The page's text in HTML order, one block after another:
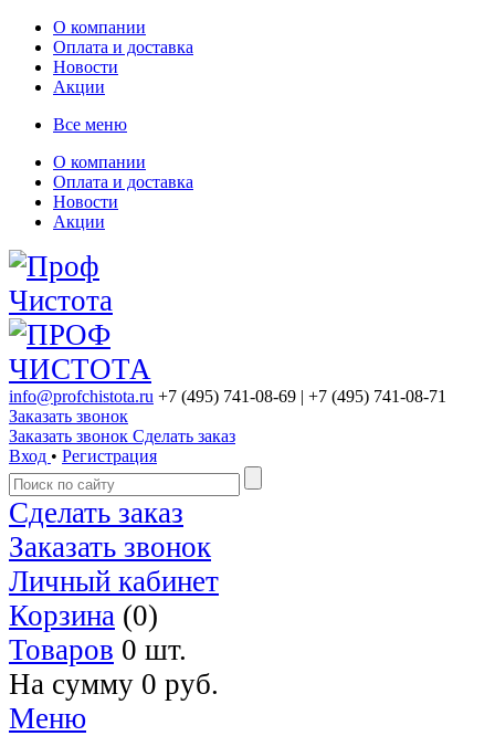
О компании
Оплата и доставка
Новости
Акции
Все меню
О компании
Оплата и доставка
Новости
Акции
info@profchistota.ru +7 (495) 741-08-69 | +7 (495) 741-08-71
Заказать звонок
Заказать звонок Сделать заказ
Вход • Регистрация
Сделать заказ
Заказать звонок
Личный кабинет
Корзина (0)
Товаров 0 шт.
На сумму 0 руб.
Меню